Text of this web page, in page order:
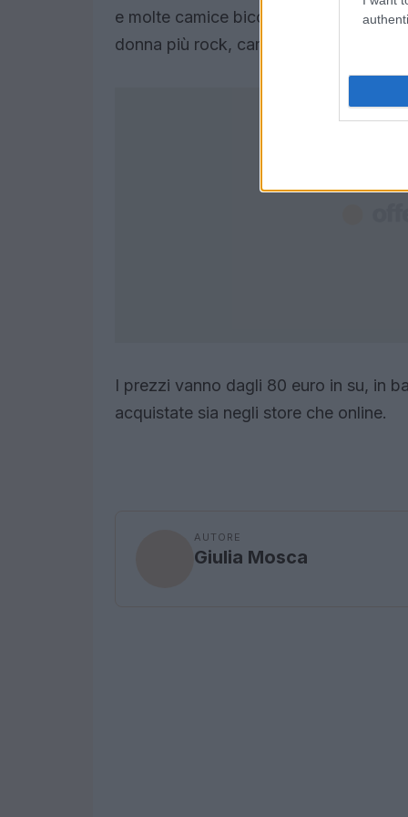
e molte camice bicolor o con stampe
donna più rock, camice di pelle con
I prezzi vanno dagli 80 euro in su, in
acquistate sia negli store che online.
AUTORE
Giulia Mosca